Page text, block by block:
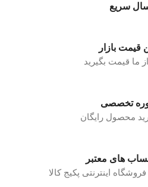
سریع
قیمت بازار
ما قیمت بگیرید
تخصصی
محصول رایگان
های معتبر
اینترنتی پکیج کالا